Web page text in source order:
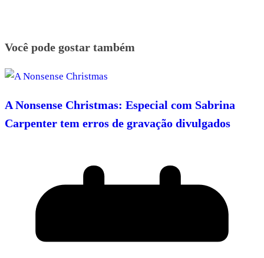
Você pode gostar também
A Nonsense Christmas: Especial com Sabrina
Carpenter tem erros de gravação divulgados